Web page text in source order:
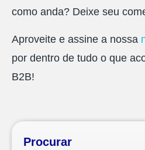
como anda? Deixe seu
Aproveite e assine a nossa
por dentro de tudo o que
B2B!
Procurar